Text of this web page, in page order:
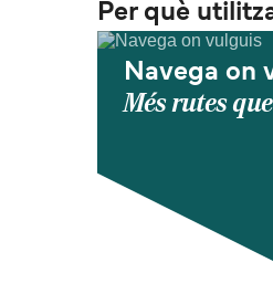
Per què
Navega on
Més rutes